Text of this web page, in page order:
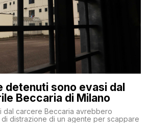
detenuti sono evasi dal
Beccaria di Milano
dal carcere Beccaria avrebbero
distrazione di un agente per scappare